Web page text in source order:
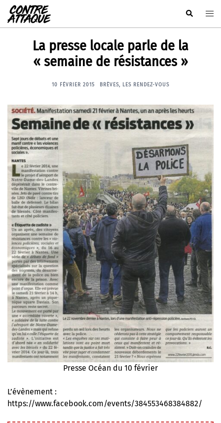
Aller
au
contenu
Rechercher
La presse locale parle de la
« semaine de résistances »
10 FÉVRIER 2015 BRÈVES, LES RENDEZ-VOUS
Presse Océan du 10 février
L’évènement :
https://www.facebook.com/events/384553468384882/